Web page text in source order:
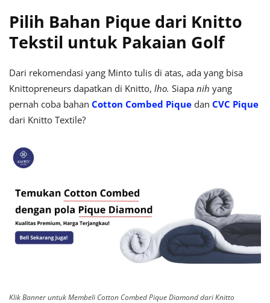
Pilih Bahan Pique dari Knitto
Tekstil untuk Pakaian Golf
Dari rekomendasi yang Minto tulis di atas, ada yang bisa
Knittopreneurs dapatkan di Knitto, lho. Siapa nih yang
pernah coba bahan Cotton Combed Pique dan CVC Pique
dari Knitto Textile?
Klik Banner untuk Membeli Cotton Combed Pique Diamond dari Knitto